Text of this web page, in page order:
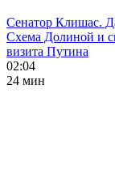
Сенатор Клишас.
Схема Долиной и
визита Путина
02:04
24 мин